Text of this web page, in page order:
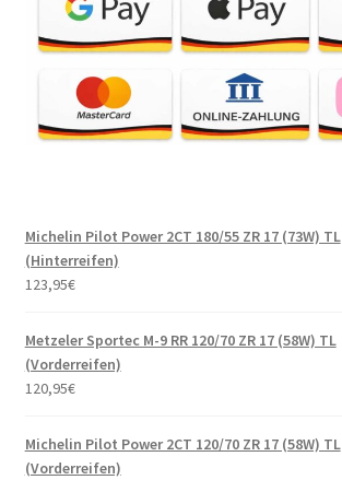
Michelin Pilot Power 2CT 180/55 ZR 17 (73W) TL
(Hinterreifen)
123,95€
Metzeler Sportec M-9 RR 120/70 ZR 17 (58W) TL
(Vorderreifen)
120,95€
Michelin Pilot Power 2CT 120/70 ZR 17 (58W) TL
(Vorderreifen)